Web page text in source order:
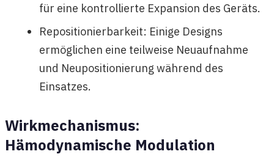
für eine kontrollierte Expansion des Geräts.
Repositionierbarkeit: Einige Designs
ermöglichen eine teilweise Neuaufnahme
und Neupositionierung während des
Einsatzes.
Wirkmechanismus:
Hämodynamische Modulation